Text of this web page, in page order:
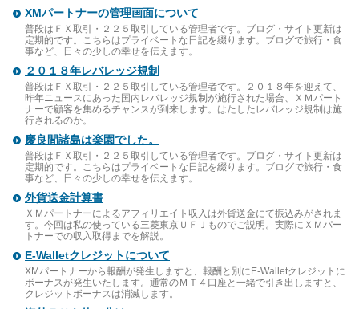
XMパートナーの管理画面について
普段はＦＸ取引・２２５取引している管理者です。ブログ・サイト更新は
定期的です。こちらはプライベートな日記を綴ります。ブログで旅行・食
事など、日々の少しの幸せを伝えます。
２０１８年レバレッジ規制
普段はＦＸ取引・２２５取引している管理者です。２０１８年を迎えて、
昨年ニュースにあった国内レバレッジ規制が施行された場合、ＸＭパート
ナーで顧客を集めるチャンスが到来します。はたしたレバレッジ規制は施
行されるのか。
慶良間諸島は楽園でした。
普段はＦＸ取引・２２５取引している管理者です。ブログ・サイト更新は
定期的です。こちらはプライベートな日記を綴ります。ブログで旅行・食
事など、日々の少しの幸せを伝えます。
外貨送金計算書
ＸＭパートナーによるアフィリエイト収入は外貨送金にて振込みがされま
す。今回は私の使っている三菱東京ＵＦＪものでご説明。実際にＸＭパー
トナーでの収入取得までを解説。
E-Walletクレジットについて
XMパートナーから報酬が発生しますと、報酬と別にE-Walletクレジットに
ボーナスが発生いたします。通常のＭＴ４口座と一緒で引き出しますと、
クレジットボーナスは消滅します。